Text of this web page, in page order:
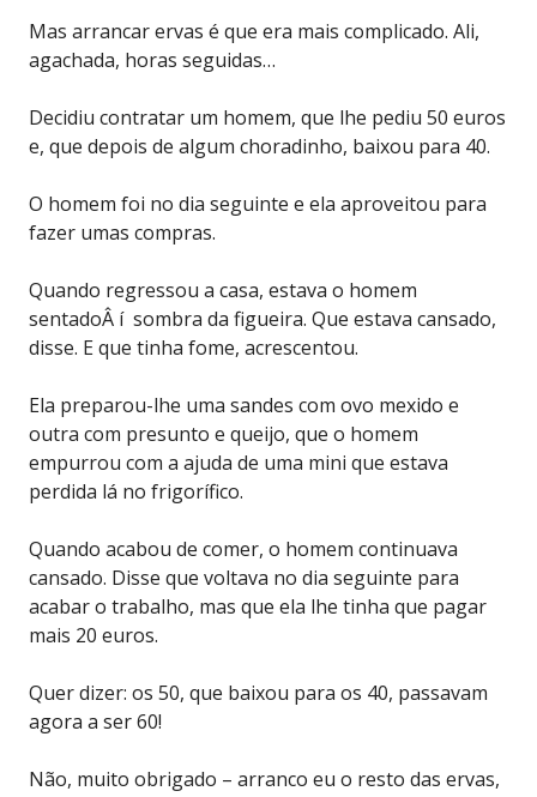
Mas arrancar ervas é que era mais complicado. Ali,
agachada, horas seguidas…
Decidiu contratar um homem, que lhe pediu 50 euros
e, que depois de algum choradinho, baixou para 40.
O homem foi no dia seguinte e ela aproveitou para
fazer umas compras.
Quando regressou a casa, estava o homem
sentadoÂ í sombra da figueira. Que estava cansado,
disse. E que tinha fome, acrescentou.
Ela preparou-lhe uma sandes com ovo mexido e
outra com presunto e queijo, que o homem
empurrou com a ajuda de uma mini que estava
perdida lá no frigorífico.
Quando acabou de comer, o homem continuava
cansado. Disse que voltava no dia seguinte para
acabar o trabalho, mas que ela lhe tinha que pagar
mais 20 euros.
Quer dizer: os 50, que baixou para os 40, passavam
agora a ser 60!
Não, muito obrigado – arranco eu o resto das ervas,